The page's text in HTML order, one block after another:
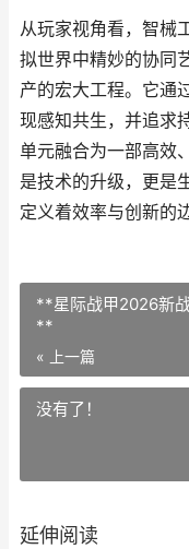
从玩家视角看，智械
拟世界中精妙的协同
产的宏大工程。它通
现感知共生，并追求
单元融合为一部高效
是技术的升级，更是
定义着效率与创新的
**星际战甲2026新
**
« 上一篇
没有了！
延伸阅读